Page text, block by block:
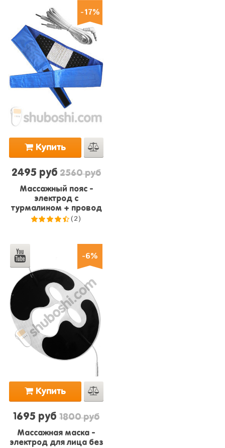
-17%
Купить
2495 руб2560 руб
Массажный пояс -
электрод с
турмалином + провод
(2)
-6%
Купить
1695 руб 1800 руб
Массажная маска -
электрод для лица без